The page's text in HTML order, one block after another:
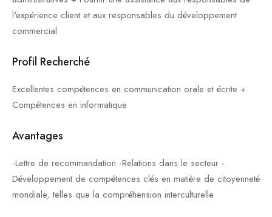
l'expérience client et aux responsables du développement
commercial
Profil Recherché
Excellentes compétences en communication orale et écrite +
Compétences en informatique
Avantages
-Lettre de recommandation -Relations dans le secteur -
Développement de compétences clés en matière de citoyenneté
mondiale, telles que la compréhension interculturelle